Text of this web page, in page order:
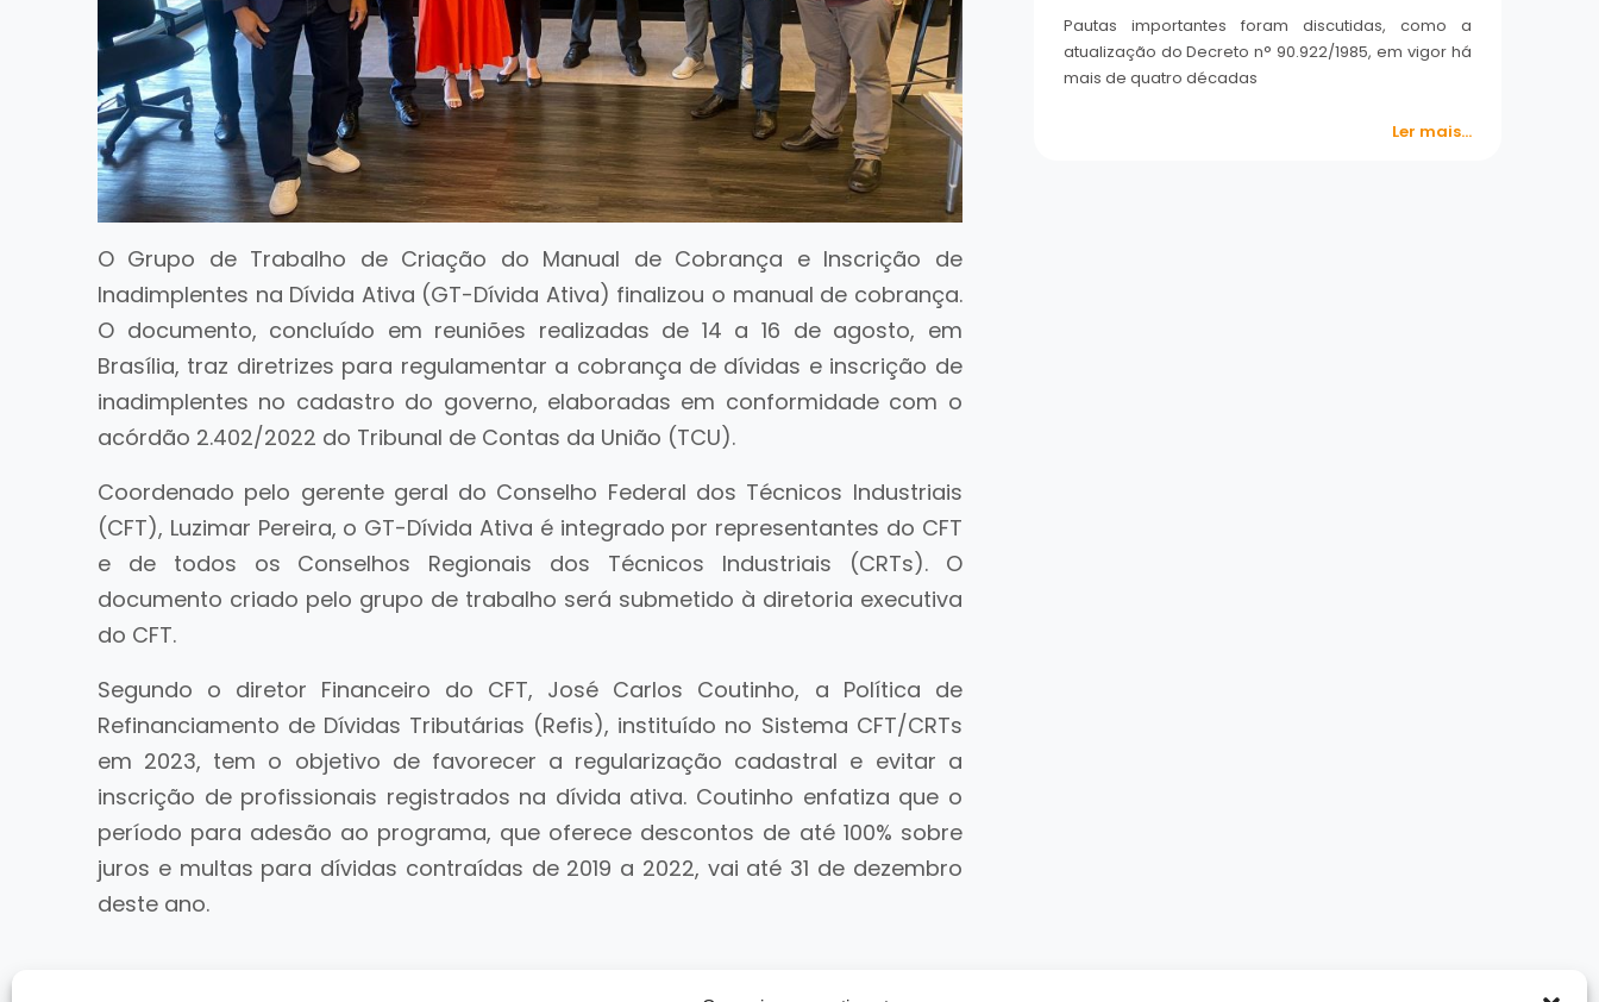
O Grupo de Trabalho de Criação do Manual de Cobrança e Inscrição de
Inadimplentes na Dívida Ativa (GT-Dívida Ativa) finalizou o manual de cobrança.
O documento, concluído em reuniões realizadas de 14 a 16 de agosto, em
Brasília, traz diretrizes para regulamentar a cobrança de dívidas e inscrição de
inadimplentes no cadastro do governo, elaboradas em conformidade com o
acórdão 2.402/2022 do Tribunal de Contas da União (TCU).
Coordenado pelo gerente geral do Conselho Federal dos Técnicos Industriais
(CFT), Luzimar Pereira, o GT-Dívida Ativa é integrado por representantes do CFT
e de todos os Conselhos Regionais dos Técnicos Industriais (CRTs). O
documento criado pelo grupo de trabalho será submetido à diretoria executiva
do CFT.
Segundo o diretor Financeiro do CFT, José Carlos Coutinho, a Política de
Refinanciamento de Dívidas Tributárias (Refis), instituído no Sistema CFT/CRTs
em 2023, tem o objetivo de favorecer a regularização cadastral e evitar a
inscrição de profissionais registrados na dívida ativa. Coutinho enfatiza que o
período para adesão ao programa, que oferece descontos de até 100% sobre
juros e multas para dívidas contraídas de 2019 a 2022, vai até 31 de dezembro
deste ano.
Pautas importantes foram discutidas, como a
atualização do Decreto n° 90.922/1985, em vigor há
mais de quatro décadas
Ler mais...